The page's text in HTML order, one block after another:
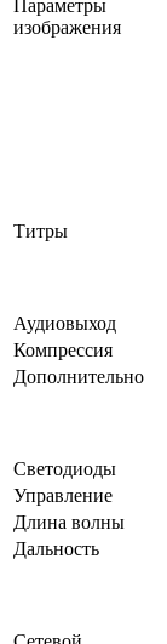
Параметры
изображения
Титры
Аудиовыход
Компрессия
Дополнительно
Светодиоды
Управление
Длина волны
Дальность